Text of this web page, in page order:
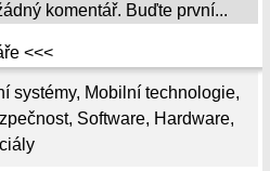
systémy, Mobilní technologie,
, Software, Hardware,
komentář. Buďte první...
<<<